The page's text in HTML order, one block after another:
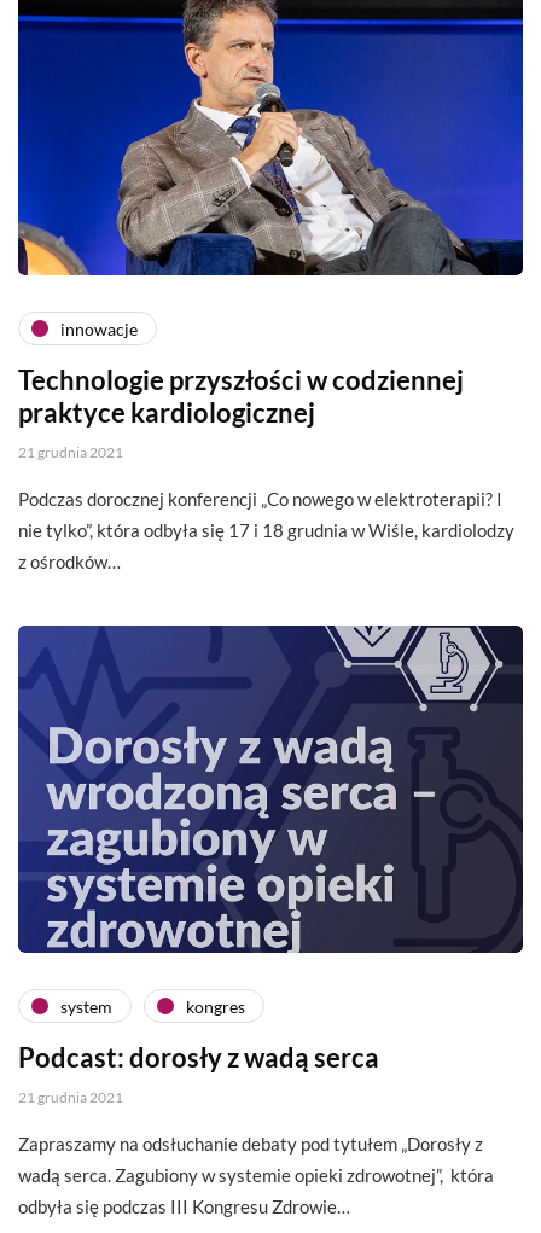
innowacje
Technologie przyszłości w codziennej
praktyce kardiologicznej
21 grudnia 2021
Podczas dorocznej konferencji „Co nowego w elektroterapii? I
nie tylko”, która odbyła się 17 i 18 grudnia w Wiśle, kardiolodzy
z ośrodków…
system kongres
Podcast: dorosły z wadą serca
21 grudnia 2021
Zapraszamy na odsłuchanie debaty pod tytułem „Dorosły z
wadą serca. Zagubiony w systemie opieki zdrowotnej”, która
odbyła się podczas III Kongresu Zdrowie…